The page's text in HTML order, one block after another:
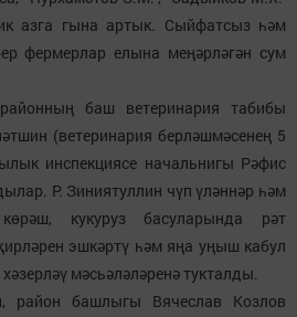
азга гына артык. Сыйфатсыз һәм
фермерлар елына меңәрләгән сум
баш ветеринария табибы
(ветеринария берләшмәсенең 5
инспекциясе начальнигы Рәфис
Р. Зиниятуллин чүп үләннәр һәм
кукуруз басуларында рәт
эшкәртү һәм яңа уңыш кабул
мәсьәләләренә тукталды.
район башлыгы Вячеслав Козлов